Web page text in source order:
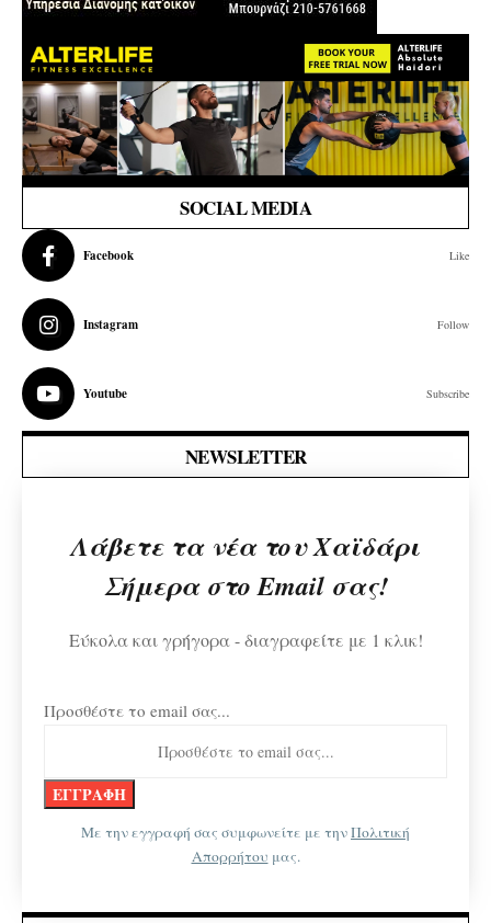
SOCIAL MEDIA
Facebook Like
Instagram Follow
Youtube Subscribe
NEWSLETTER
Λάβετε τα νέα του Χαϊδάρι
Σήμερα στο Email σας!
Εύκολα και γρήγορα - διαγραφείτε με 1 κλικ!
Προσθέστε το email σας...
Με την εγγραφή σας συμφωνείτε με τηνΠολιτική
Απορρήτου μας.